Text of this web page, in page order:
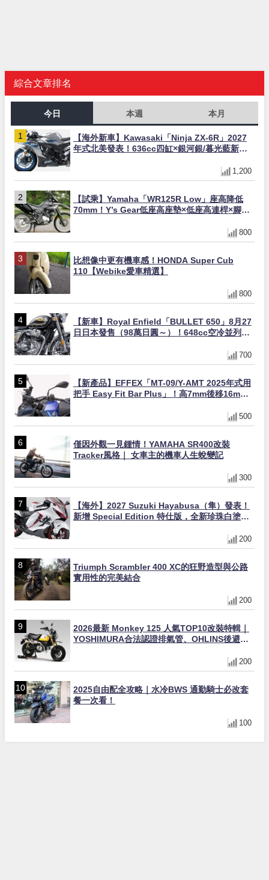
綜合文章排名
今日 本週 本月
【海外新車】Kawasaki「Ninja ZX-6R」2027
年式北美發表！636cc四缸×銀河銀/暮光藍新色
1,200
【試乘】Yamaha「WR125R Low」座高降低
70mm！Y’s Gear低座高座墊×低座高連桿×腳踏
800
比想像中更有機車感！HONDA Super Cub
110【Webike愛車精選】
800
【新車】Royal Enfield「BULLET 650」8月27
日日本發售（98萬日圓～）！648cc空冷並列雙
700
【新產品】EFFEX「MT-09/Y-AMT 2025年式用
把手 Easy Fit Bar Plus」！高7mm後移16mm
500
僅因外觀一見鍾情！YAMAHA SR400改裝
Tracker風格｜ 女車主的機車人生蛻變記
300
【海外】2027 Suzuki Hayabusa（隼）發表！
新增 Special Edition 特仕版，全新珍珠白塗裝
200
Triumph Scrambler 400 XC的狂野造型與公路
實用性的完美結合
200
2026最新 Monkey 125 人氣TOP10改裝特輯｜
YOSHIMURA合法認證排氣管、OHLINS後避
200
2025自由配全攻略｜水冷BWS 通勤騎士必改套
餐一次看！
100